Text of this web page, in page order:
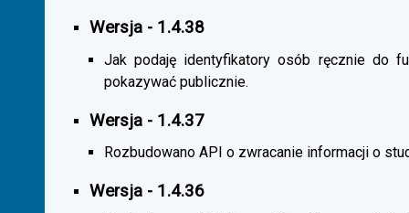
Wersja - 1.4.38
Jak podaję identyfikatory osób ręcznie do
pokazywać publicznie.
Wersja - 1.4.37
Rozbudowano API o zwracanie informacji o
Wersja - 1.4.36